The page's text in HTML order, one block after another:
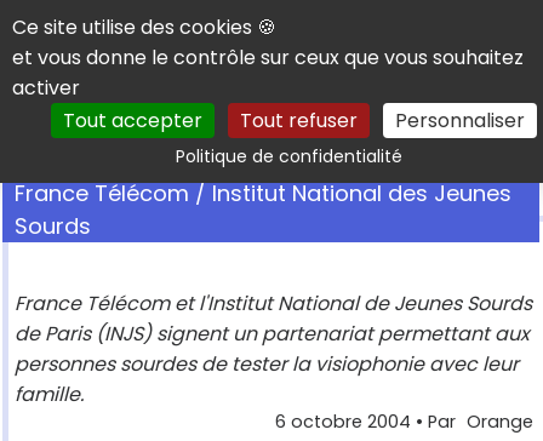
Panneau de gestion des cookies
Ce site utilise des cookies 🍪
et vous donne le contrôle sur ceux que vous souhaitez
activer
Tout accepter
Tout refuser Personnaliser
Politique de confidentialitéRechercher
France Télécom / Institut National des Jeunes
Sourds
France Télécom et l'Institut National de Jeunes Sourds
de Paris (INJS) signent un partenariat permettant aux
personnes sourdes de tester la visiophonie avec leur
famille.
6 octobre 2004 • Par Orange